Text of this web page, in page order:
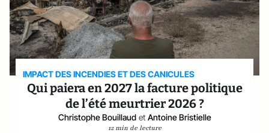
IMPACT DES INCENDIES ET DES CANICULES
Qui paiera en 2027 la facture politique
de l’été meurtrier 2026 ?
Christophe Bouillaud et Antoine Bristielle
12 min de lecture